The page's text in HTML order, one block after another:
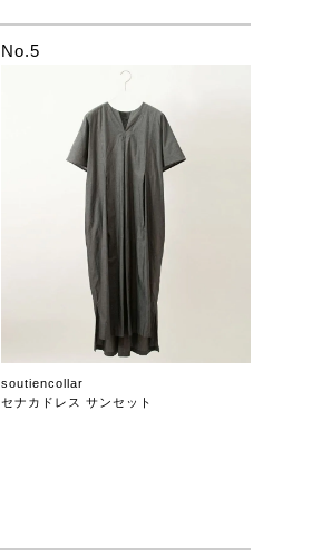
No.5
soutiencollar
セナカドレス サンセット